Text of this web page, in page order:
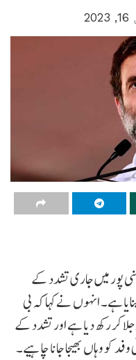
پور میں جاری تشدد کے
ہے۔ انہوں نے کہا کہ بی
کر رکھ دیا ہے اور تشدد کے
کو وہاں بھیجا جانا چاہیے۔